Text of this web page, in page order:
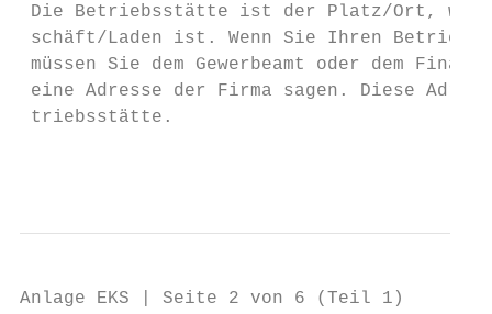
Die Betriebsstätte ist der Platz/Ort,
schäft/Laden ist. Wenn Sie Ihren Betrieb
müssen Sie dem Gewerbeamt oder dem
eine Adresse der Firma sagen. Diese
triebsstätte.
Anlage EKS | Seite 2 von 6 (Teil 1)